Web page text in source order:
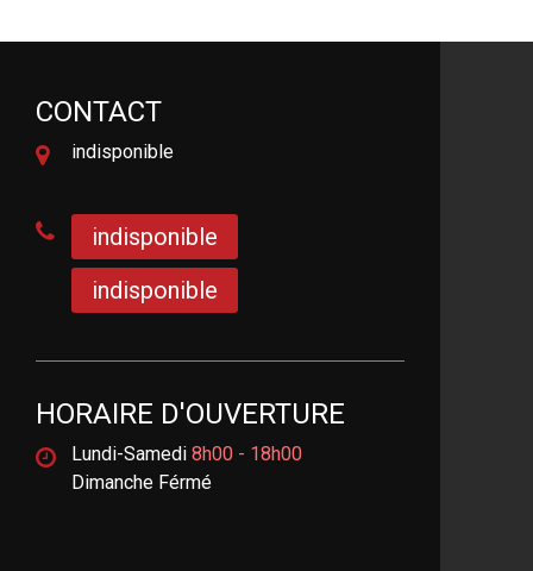
CONTACT
indisponible
indisponible
indisponible
HORAIRE D'OUVERTURE
Lundi-Samedi 8h00 - 18h00
Dimanche Férmé